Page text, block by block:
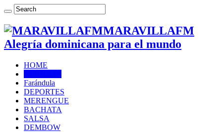
MARAVILLAFM
Alegría dominicana para el mundo
HOME
Farándula
DEPORTES
MERENGUE
BACHATA
SALSA
DEMBOW